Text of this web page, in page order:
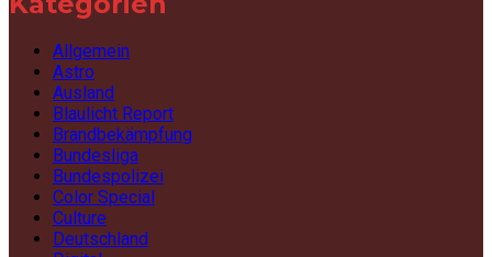
Allgemein
Astro
Ausland
Blaulicht Report
Brandbekämpfung
Bundesliga
Bundespolizei
Color Special
Culture
Deutschland